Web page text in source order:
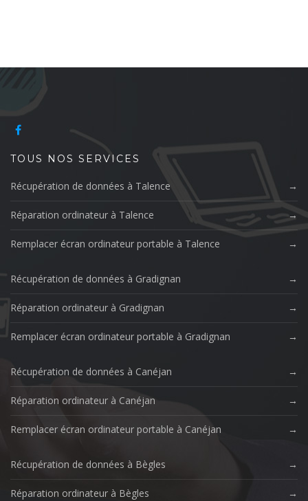
TOUS NOS SERVICES
Récupération de données à Talence
Réparation ordinateur à Talence
Remplacer écran ordinateur portable à Talence
Récupération de données à Gradignan
Réparation ordinateur à Gradignan
Remplacer écran ordinateur portable à Gradignan
Récupération de données à Canéjan
Réparation ordinateur à Canéjan
Remplacer écran ordinateur portable à Canéjan
Récupération de données à Bègles
Réparation ordinateur à Bègles